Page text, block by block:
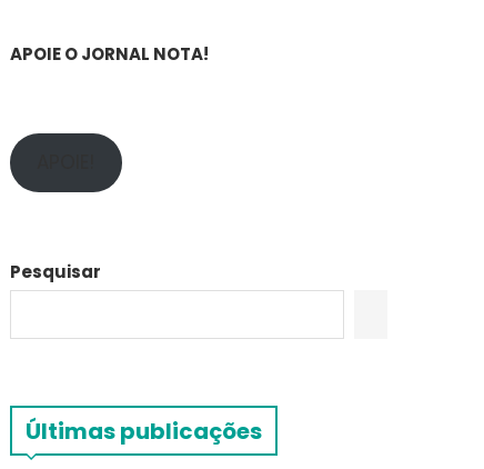
APOIE O JORNAL NOTA!
Pesquisar
Últimas publicações